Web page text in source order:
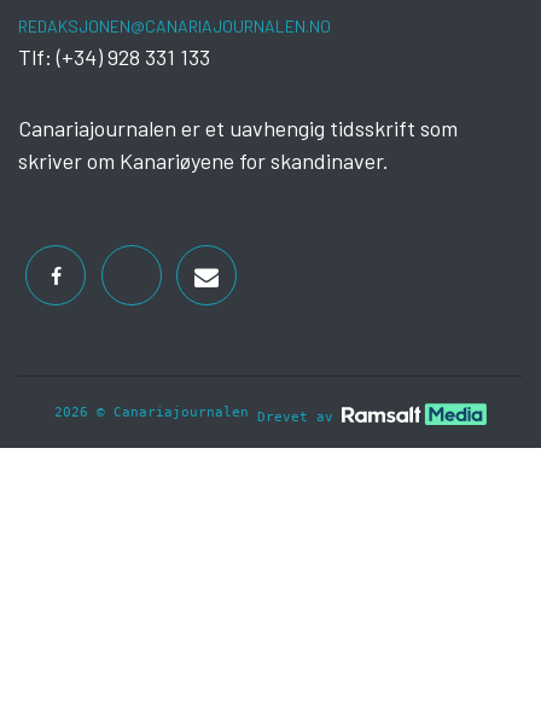
REDAKSJONEN@CANARIAJOURNALEN.NO
Tlf: (+34) 928 331 133
Canariajournalen er et uavhengig tidsskrift som
skriver om Kanariøyene for skandinaver.
2026 © Canariajournalen Drevet av